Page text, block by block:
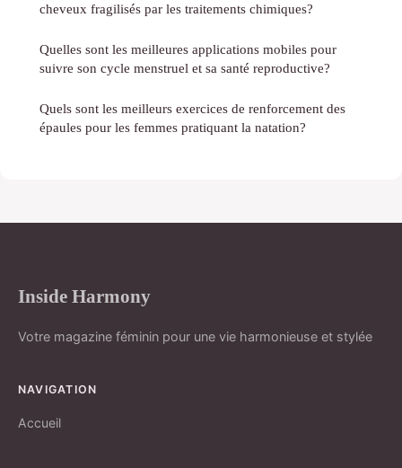
cheveux fragilisés par les traitements chimiques?
Quelles sont les meilleures applications mobiles pour
suivre son cycle menstruel et sa santé reproductive?
Quels sont les meilleurs exercices de renforcement des
épaules pour les femmes pratiquant la natation?
Inside Harmony
Votre magazine féminin pour une vie harmonieuse et stylée
NAVIGATION
Accueil